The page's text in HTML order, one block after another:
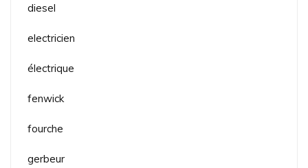
diesel
electricien
électrique
fenwick
fourche
gerbeur